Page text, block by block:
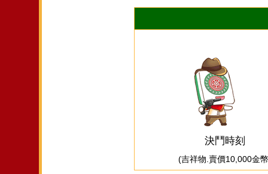
決鬥時刻
(吉祥物.賣價10,000金